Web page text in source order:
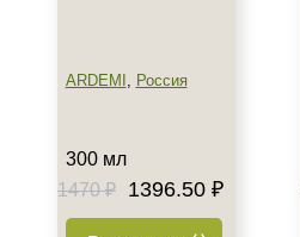
Гоммаж
Класс косметики
ARDEMI , Россия
300 мл
1470 ₽
1396.50 ₽